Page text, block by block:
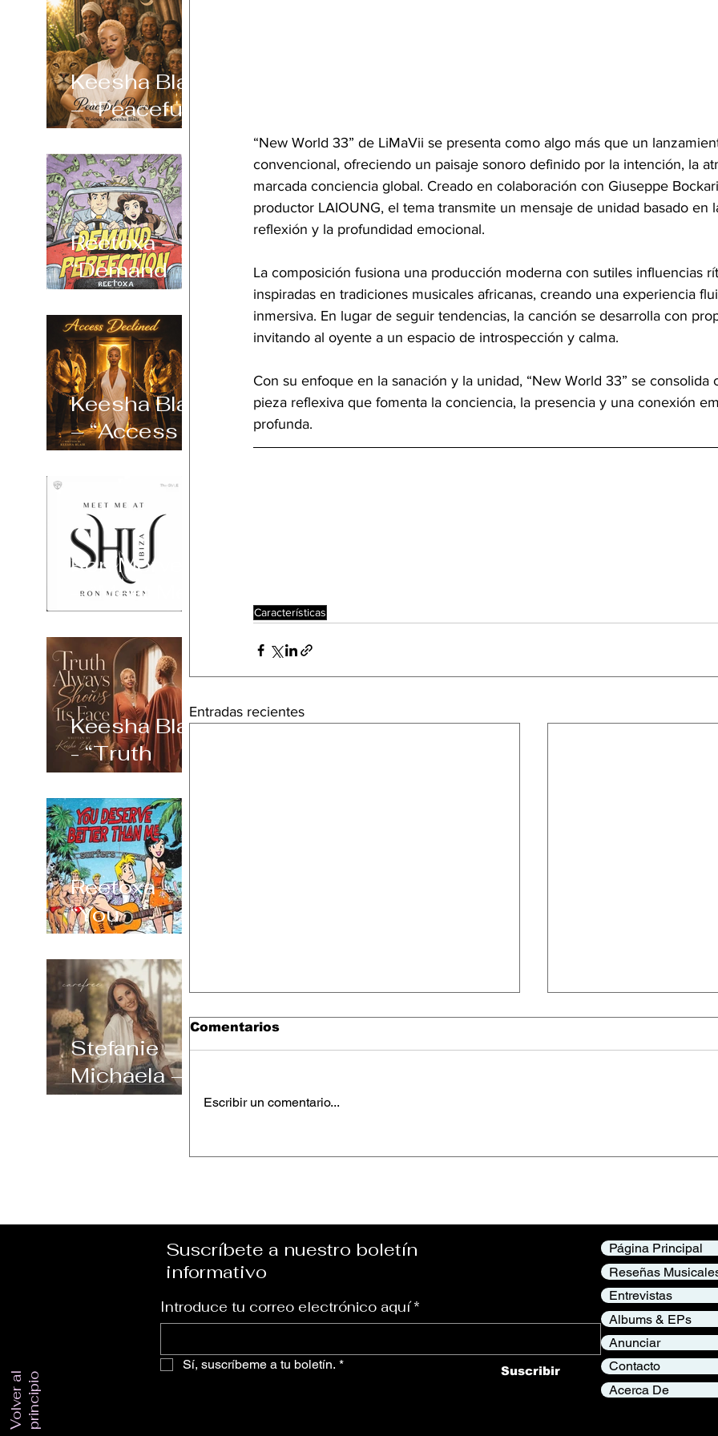
Keesha Blair
– “Peaceful
Power”
Reetoxa –
“Demand
Perfection”
Keesha Blair
– “Access
Declined”
Ron Morven
– “Meet Me
at Shu Ibiza”
Keesha Blair
- “Truth
Always
Shows Its
Face”
Reetoxa –
“You
Deserve
Better Than
Me”
Stefanie
Michaela –
“Carefree”
“New World 33” de LiMaVii se presenta como algo más que un
convencional, ofreciendo un paisaje sonoro definido por la intención, la
marcada conciencia global. Creado en colaboración con Giuseppe
productor LAIOUNG, el tema transmite un mensaje de unidad basado en
reflexión y la profundidad emocional.
La composición fusiona una producción moderna con sutiles influencias
inspiradas en tradiciones musicales africanas, creando una experiencia
inmersiva. En lugar de seguir tendencias, la canción se desarrolla con
invitando al oyente a un espacio de introspección y calma.
Con su enfoque en la sanación y la unidad, “New World 33” se consolida
pieza reflexiva que fomenta la conciencia, la presencia y una conexión
profunda.
Características
Entradas recientes
Comentarios
Escribir un comentario...
V
o
l
v
e
r
a
l
p
r
i
n
c
i
p
io
Suscríbete a nuestro boletín
informativo
Introduce tu correo electrónico aquí *
Sí, suscríbeme a tu boletín. * Suscribir
Página Principal
Reseñas
Entrevistas
Albums & EPs
Anunciar
Contacto
Acerca De